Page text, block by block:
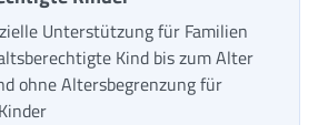
Unterstützung für Familien
Kind bis zum Alter
ohne Altersbegrenzung für